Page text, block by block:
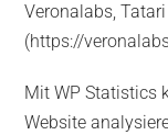
Veronalabs,
(https://
Mit WP Statistics
Website